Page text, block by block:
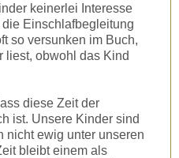
keinerlei Interesse
Einschlafbegleitung
so versunken im Buch,
liest, obwohl das Kind
diese Zeit der
ist. Unsere Kinder sind
nicht ewig unter unseren
bleibt einem als